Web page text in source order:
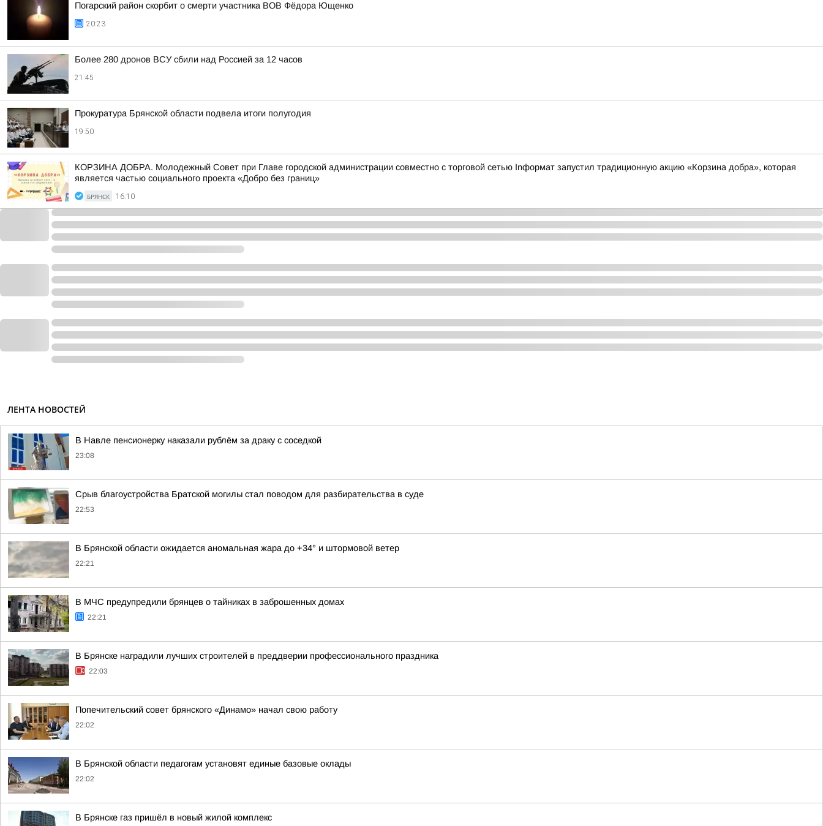
Погарский район скорбит о смерти участника ВОВ Фёдора Ющенко
20:23
Более 280 дронов ВСУ сбили над Россией за 12 часов
21:45
Прокуратура Брянской области подвела итоги полугодия
19:50
КОРЗИНА ДОБРА. Молодежный Совет при Главе городской администрации совместно с торговой сетью Inформат запустил традиционную акцию «Корзина добра», которая
является частью социального проекта «Добро без границ»
БРЯНСК 16:10
ЛЕНТА НОВОСТЕЙ
В Навле пенсионерку наказали рублём за драку с соседкой
23:08
Срыв благоустройства Братской могилы стал поводом для разбирательства в суде
22:53
В Брянской области ожидается аномальная жара до +34° и штормовой ветер
22:21
В МЧС предупредили брянцев о тайниках в заброшенных домах
22:21
В Брянске наградили лучших строителей в преддверии профессионального праздника
22:03
Попечительский совет брянского «Динамо» начал свою работу
22:02
В Брянской области педагогам установят единые базовые оклады
22:02
В Брянске газ пришёл в новый жилой комплекс